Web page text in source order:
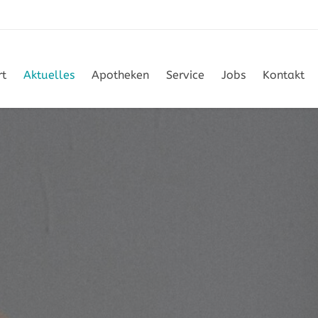
Aktuelles Apotheken Service Jobs Kontakt